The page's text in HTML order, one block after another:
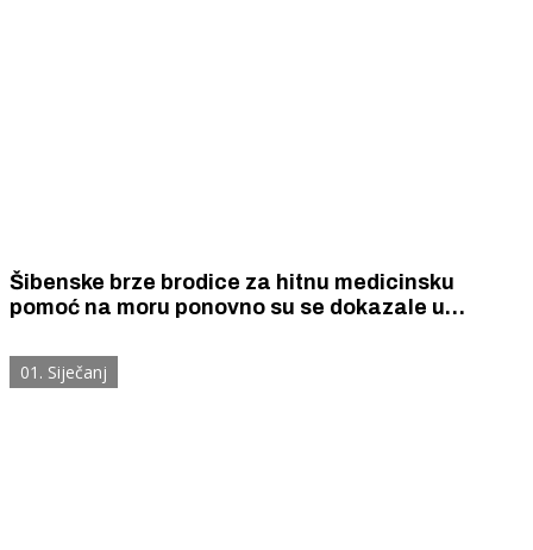
Šibenske brze brodice za hitnu medicinsku
pomoć na moru ponovno su se dokazale u
01. Siječanj